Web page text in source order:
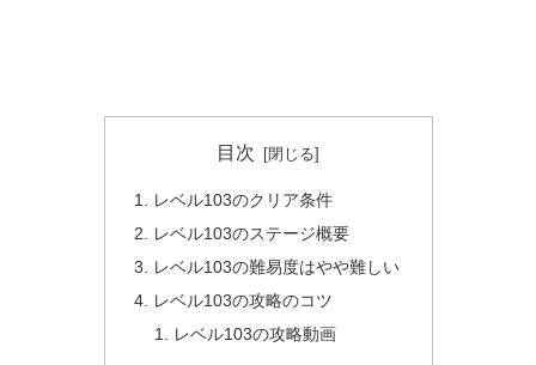
目次
レベル103のクリア条件
レベル103のステージ概要
レベル103の難易度はやや難しい
レベル103の攻略のコツ
レベル103の攻略動画